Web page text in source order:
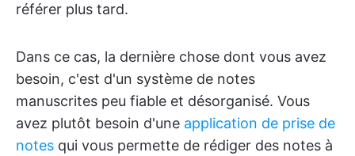
référer plus tard.
Dans ce cas, la dernière chose dont vous avez
besoin, c'est d'un système de notes
manuscrites peu fiable et désorganisé. Vous
avez plutôt besoin d'une application de prise de
notes qui vous permette de rédiger des notes à